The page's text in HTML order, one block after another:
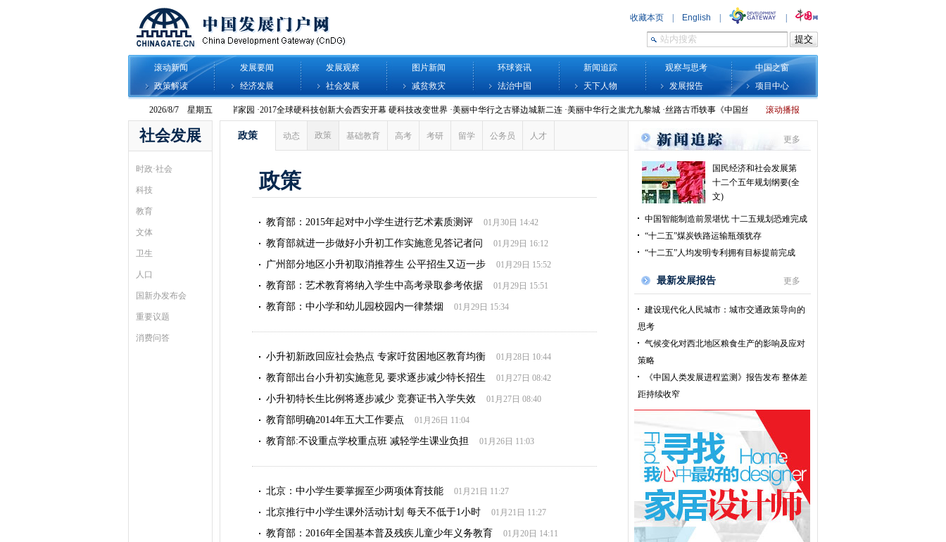
滚动新闻 发展要闻 发展观察 图片新闻 环球资讯 新闻追踪 观察与思考
中国之窗
政策解读
经济发展 社会发展 减贫救灾 法治中国 天下人物 发展报告 项目中心
社会发展
时政·社会
科技
教育
文体
卫生
人口
国新办发布会
重要议题
消费问答
政策 动态 政策 基础教育 高考 考研 留学 公务员 人才
政策
教育部：2015年起对中小学生进行艺术素质测评 01月30日 14:42
教育部就进一步做好小升初工作实施意见答记者问 01月29日 16:12
广州部分地区小升初取消推荐生 公平招生又迈一步 01月29日 15:52
教育部：艺术教育将纳入学生中高考录取参考依据 01月29日 15:51
教育部：中小学和幼儿园校园内一律禁烟 01月29日 15:34
小升初新政回应社会热点 专家吁贫困地区教育均衡 01月28日 10:44
教育部出台小升初实施意见 要求逐步减少特长招生 01月27日 08:42
小升初特长生比例将逐步减少 竞赛证书入学失效 01月27日 08:40
教育部明确2014年五大工作要点 01月26日 11:04
教育部:不设重点学校重点班 减轻学生课业负担 01月26日 11:03
北京：中小学生要掌握至少两项体育技能 01月21日 11:27
北京推行中小学生课外活动计划 每天不低于1小时 01月21日 11:27
教育部：2016年全国基本普及残疾儿童少年义务教育 01月20日 14:11